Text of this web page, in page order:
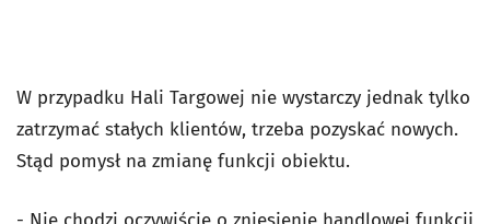
W przypadku Hali Targowej nie wystarczy jednak tylko
zatrzymać stałych klientów, trzeba pozyskać nowych.
Stąd pomysł na zmianę funkcji obiektu.